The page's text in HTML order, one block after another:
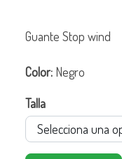
Guante Stop wind
Color: Negro
Talla